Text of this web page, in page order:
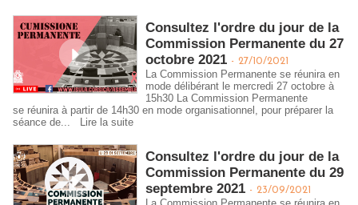
Consultez l'ordre du jour de la
Commission Permanente du 27
octobre 2021 - 27/10/2021
La Commission Permanente se réunira en
mode délibérant le mercredi 27 octobre à
15h30 La Commission Permanente
se réunira à partir de 14h30 en mode organisationnel, pour préparer la
séance de...
Lire la suite
Consultez l'ordre du jour de la
Commission Permanente du 29
septembre 2021 - 23/09/2021